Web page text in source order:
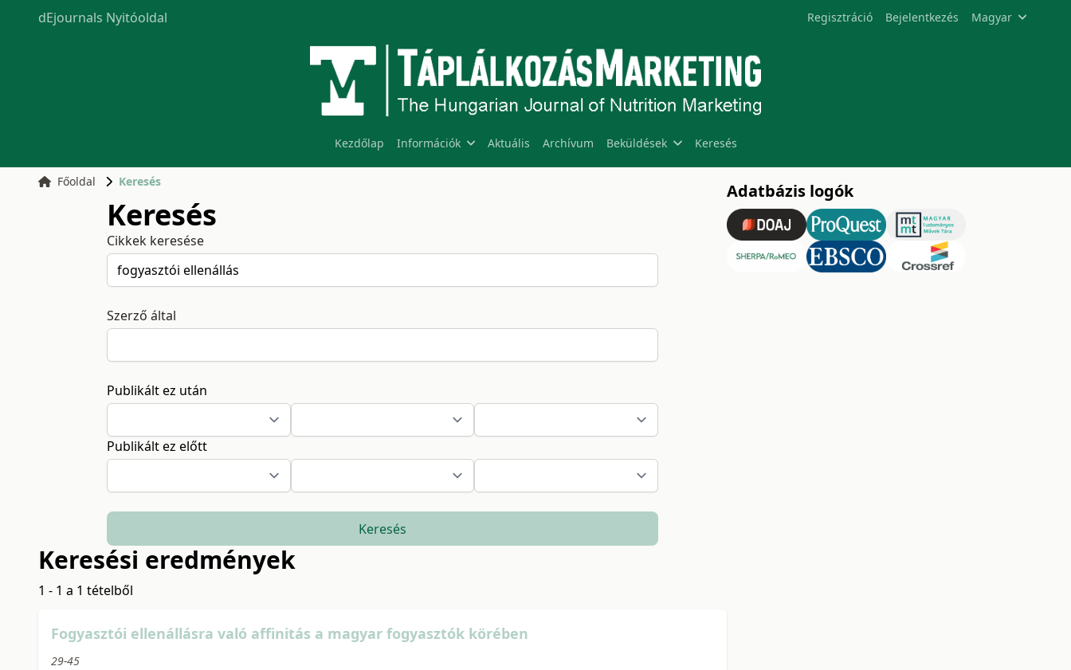
dEjournals Nyitóoldal Regisztráció Bejelentkezés Magyar
Kezdőlap Információk Aktuális Archívum Beküldések Keresés
Főoldal Keresés
Keresés
Cikkek keresése
Szerző által
Publikált ez után
Publikált ez előtt
Keresés
Keresési eredmények
1 - 1 a 1 tételből
Fogyasztói ellenállásra való affinitás a magyar fogyasztók körében
29-45
Adatbázis logók